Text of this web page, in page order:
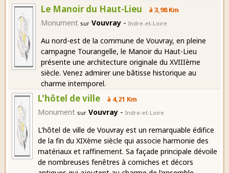
Le Manoir du Haut-Lieu à 3,98 Km
Monument sur Vouvray -Indre-et-Loire
Au nord-est de la commune de Vouvray, en pleine
campagne Tourangelle, le Manoir du Haut-Lieu
présente une architecture originale du XVIIIème
siècle. Venez admirer une bâtisse historique au
charme intemporel.
L'hôtel de ville à 4,21 Km
Monument sur Vouvray -Indre-et-Loire
L'hôtel de ville de Vouvray est un remarquable édifice
de la fin du XIXème siècle qui associe harmonie des
matériaux et raffinement. Sa façade principale dévoile
de nombreuses fenêtres à corniches et décors